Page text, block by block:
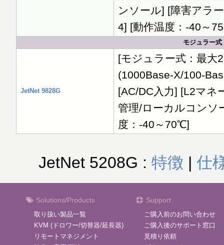
ンソール] [障害アラ
4] [動作温度：-40～
モジュラー
JetNet 9828G
[モジュラー式：最大
(1000Base-X/100-
[AC/DC入力] [L2マネ
管理/ローカルコンソ
度：-40～70℃]
JetNet 5208G : 特徴 | 仕
Solutions/Products
取り扱い製品一覧
KVM (ドロワー/切替器/延長器)
リモートマネジメント
Support
ご購入前のお問い合わせ
ご購入後のサポート窓口
見積り依頼